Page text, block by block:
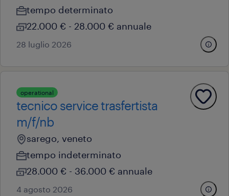
tempo determinato
22.000 € - 28.000 € annuale
28 luglio 2026
operational
tecnico service trasfertista
m/f/nb
sarego, veneto
tempo indeterminato
28.000 € - 36.000 € annuale
4 agosto 2026